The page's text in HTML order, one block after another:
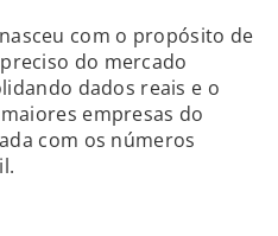
com o propósito de
do mercado
dados reais e o
empresas do
com os números